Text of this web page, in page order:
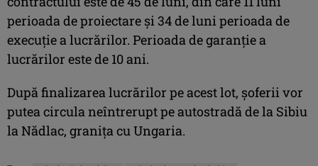
perioada de proiectare și 34 de luni perioada de
execuție a lucrărilor. Perioada de garanție a
lucrărilor este de 10 ani.
După finalizarea lucrărilor pe acest lot, șoferii vor
putea circula neîntrerupt pe autostradă de la Sibiu
la Nădlac, granița cu Ungaria.